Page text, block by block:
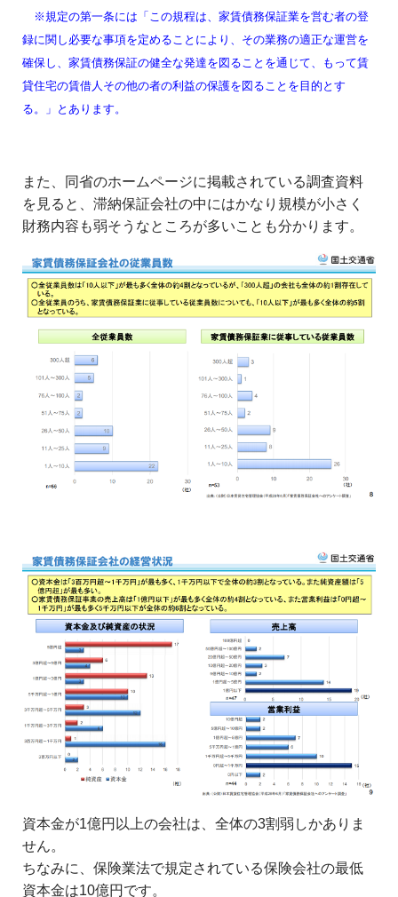
※規定の第一条には「この規程は、家賃債務保証業を営む者の登
録に関し必要な事項を定めることにより、その業務の適正な運営を
確保し、家賃債務保証の健全な発達を図ることを通じて、もって賃
貸住宅の賃借人その他の者の利益の保護を図ることを目的とす
る。」とあります。
また、同省のホームページに掲載されている調査資料
を見ると、滞納保証会社の中にはかなり規模が小さく
財務内容も弱そうなところが多いことも分かります。
資本金が1億円以上の会社は、全体の3割弱しかありま
せん。
ちなみに、保険業法で規定されている保険会社の最低
資本金は10億円です。